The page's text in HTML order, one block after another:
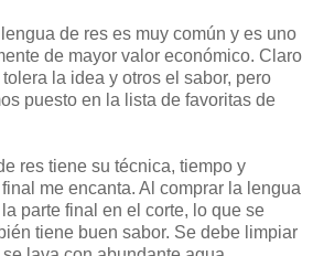
de res es muy común y es uno
de mayor valor económico. Claro
la idea y otros el sabor, pero
puesto en la lista de favoritas de
res tiene su técnica, tiempo y
me encanta. Al comprar la lengua
parte final en el corte, lo que se
tiene buen sabor. Se debe limpiar